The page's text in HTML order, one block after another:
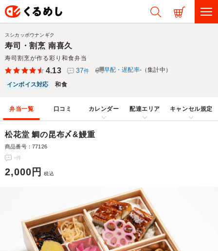
寿司・割烹 南喜久
寿司割烹が作る彩り和食弁当
スシカッポウナンギク
4.13 37件 早配・遅配率-（集計中）
インボイス対応 和食
弁当一覧 口コミ カレンダー 配達エリア キャンセル規定
松花堂 鯛の昆布〆&鰻重
商品番号：77126
-件
2,000円 税込